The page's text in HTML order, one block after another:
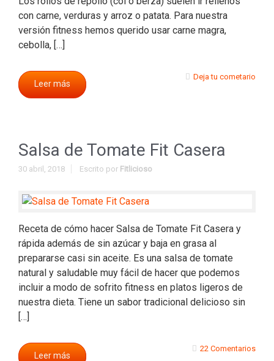
con carne, verduras y arroz o patata. Para nuestra
versión fitness hemos querido usar carne magra,
cebolla, […]
Leer más
Deja tu cometario
Salsa de Tomate Fit Casera
30 abril, 2018 Escrito por Fitlicioso
Receta de cómo hacer Salsa de Tomate Fit Casera y
rápida además de sin azúcar y baja en grasa al
prepararse casi sin aceite. Es una salsa de tomate
natural y saludable muy fácil de hacer que podemos
incluir a modo de sofrito fitness en platos ligeros de
nuestra dieta. Tiene un sabor tradicional delicioso sin
[…]
Leer más
22 Comentarios